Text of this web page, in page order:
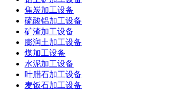
焦炭加工设备
硫酸铝加工设备
矿渣加工设备
膨润土加工设备
煤加工设备
水泥加工设备
叶腊石加工设备
麦饭石加工设备